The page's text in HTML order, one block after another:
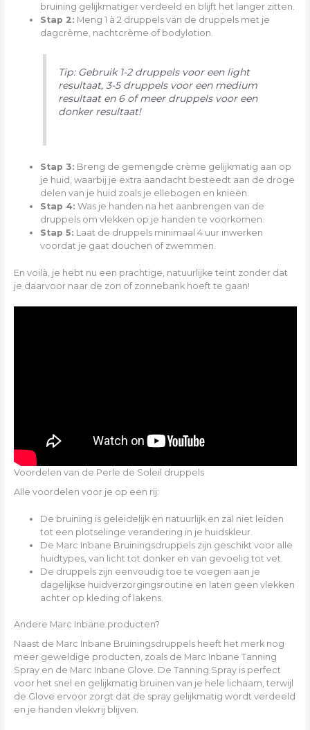
bruining gelijkmatiger verdeeld en blijft het langer zitten.
Stap 2: Meng 1 à 2 druppels van de druppels met je
dagcrème, nachtcrème of bodylotion.
Tip: Gebruik 1-2 druppels voor een light
resultaat, 3-5 druppels voor een medium
resultaat en 6 of meer druppels voor een
donker resultaat!
Stap 3: Breng de gemengde crème gelijkmatig aan op
je huid, waarbij je extra aandacht besteedt aan de droge
delen van je huid zoals je ellebogen en knieën.
Stap 4: Was je handen na het aanbrengen van de
druppels om vlekken op je handen te voorkomen.
Stap 5: Laat de druppels minimaal 4 uur inwerken
voordat je gaat douchen of zwemmen.
En voilà, je hebt nu een prachtige, natuurlijke teint zonder dat
je daarvoor naar de zon of zonnebank hoeft te gaan!
Voordelen van de Perle de Soleil druppels
Alle voordelen voor je op een rij:
De bruining is geleidelijk en natuurlijk en zal niet leiden
tot een plotselinge verandering in je huidskleur.
De Marc Inbane Bruiningsdruppels zijn geschikt voor alle
huidtypes, van licht tot donker en van gevoelig tot vet.
De druppels zijn eenvoudig toe te voegen aan je
dagelijkse huidverzorgingsroutine en laten geen vlekken
achter op kleding of lakens.
Andere Marc Inbane producten?
Naast de Marc Inbane Bruiningsdruppels heeft het merk nog
meer geweldige producten, zoals de Marc Inbane Tanning
Spray en de Marc Inbane Glove. De Tanning Spray is perfect
voor het snel en gelijkmatig bruinen van je hele lichaam, terwijl
de Glove ervoor zorgt dat de spray gelijkmatig wordt verdeeld
en je handen vlekvrij blijven.